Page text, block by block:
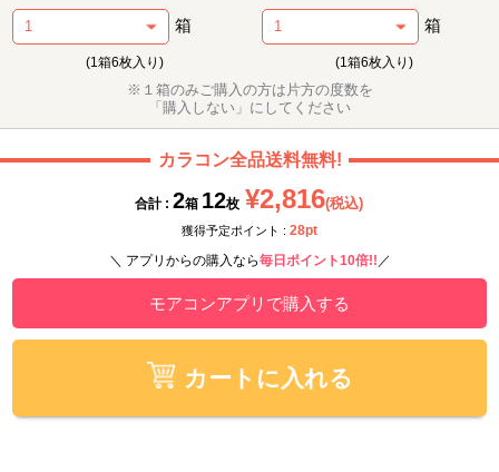
箱
(1箱6枚入り)
箱
(1箱6枚入り)
※１箱のみご購入の方は片方の度数を
「購入しない」にしてください
カラコン全品送料無料!
合計 : 2箱 12枚 ¥2,816(税込)
獲得予定ポイント : 28pt
＼ アプリからの購入なら毎日ポイント10倍!! ／
モアコンアプリで購入する
カートに入れる